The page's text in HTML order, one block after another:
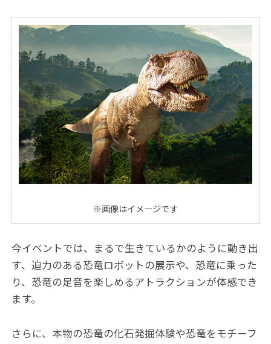
※画像はイメージです
今イベントでは、まるで生きているかのように動き出
す、迫力のある恐竜ロボットの展示や、恐竜に乗った
り、恐竜の足音を楽しめるアトラクションが体感でき
ます。
さらに、本物の恐竜の化石発掘体験や恐竜をモチーフ